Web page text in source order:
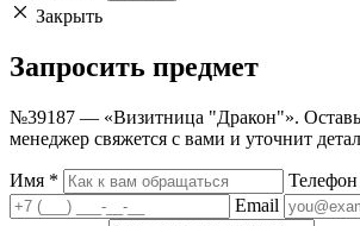
Закрыть
Запросить предмет
№39187 — «Визитница "Дракон"».
менеджер свяжется с вами и уточнит
Имя *
Телефон
Email